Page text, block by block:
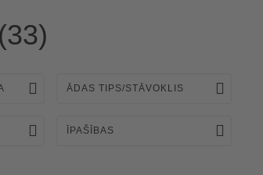
(33)
ĀDAS TIPS/STĀVOKLIS
ĪPAŠĪBAS